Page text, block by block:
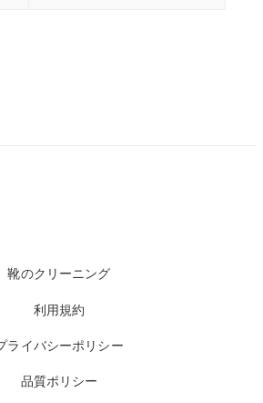
靴のクリーニング
利用規約
ライバシーポリシー
品質ポリシー